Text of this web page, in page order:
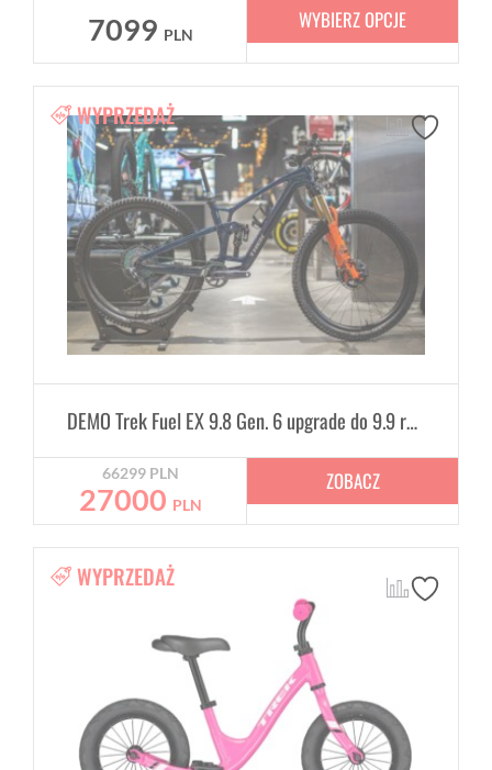
7099 PLN
WYBIERZ OPCJE
WYPRZEDAŻ
DEMO Trek Fuel EX 9.8 Gen. 6 upgrade do 9.9 rozmiar M
66299 PLN
27000 PLN
ZOBACZ
WYPRZEDAŻ